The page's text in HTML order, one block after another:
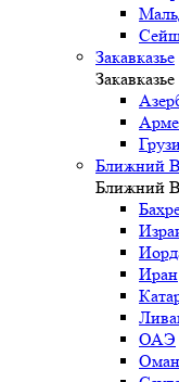
Закавказье
Закавказье
Ближний
Ближний
Иран
ОАЭ
Оман